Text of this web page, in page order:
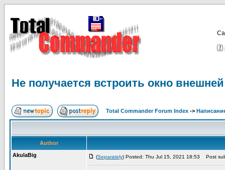
Не получается встроить окно
Total Commander Forum Index ->
Author
AkulaBig
(Separately) Posted: Thu Jul 15, 2021 18:53 Post